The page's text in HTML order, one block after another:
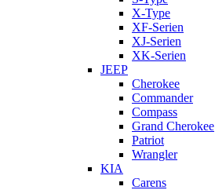
X-Type
XF-Serien
XJ-Serien
XK-Serien
JEEP
Cherokee
Commander
Compass
Grand Cherokee
Patriot
Wrangler
KIA
Carens